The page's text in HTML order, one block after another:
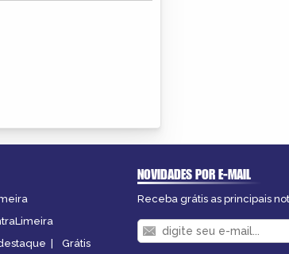
| Grátis
NOVIDADES POR E-MAIL
Receba grátis as principais